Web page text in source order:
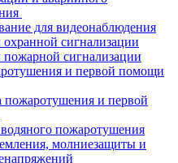
для видеонаблюдения
сигнализации
сигнализации
и первой помощи
пожаротушения и первой
пожаротушения
молниезащиты и